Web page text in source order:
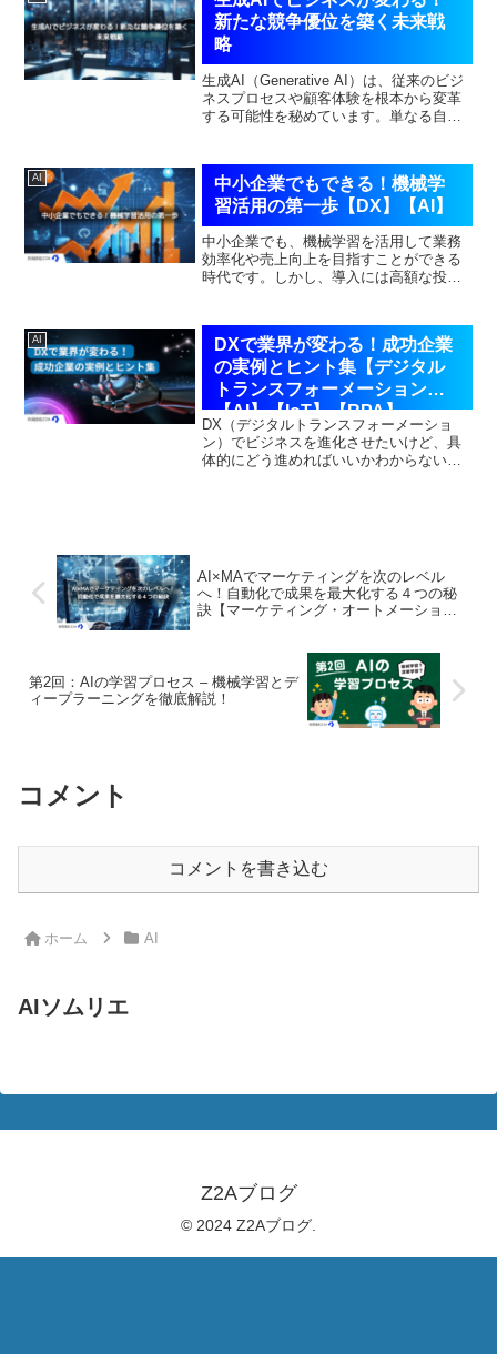
新たな競争優位を築く未来戦
略
生成AI（Generative AI）は、従来のビジ
ネスプロセスや顧客体験を根本から変革
する可能性を秘めています。単なる自動
価値をもたらす技術として、すでに多く
の業界で...
AI
中小企業でもできる！機械学
習活用の第一歩【DX】【AI】
中小企業でも、機械学習を活用して業務
効率化や売上向上を目指すことができる
時代です。しかし、導入には高額な投資
せん。実は、限られた予算やリソースで
も機械学習を取り入れる方...
AI
DXで業界が変わる！成功企業
の実例とヒント集【デジタル
トランスフォーメーション】
【AI】【IoT】【RPA】
DX（デジタルトランスフォーメーショ
ン）でビジネスを進化させたいけど、具
体的にどう進めればいいかわからない？
AI×MAでマーケティングを次のレベル
へ！自動化で成果を最大化する４つの秘
訣【マーケティング・オートメーショ
第2回：AIの学習プロセス – 機械学習とデ
ィープラーニングを徹底解説！
コメント
コメントを書き込む
ホーム AI
AIソムリエ
Z2Aブログ
© 2024 Z2Aブログ.